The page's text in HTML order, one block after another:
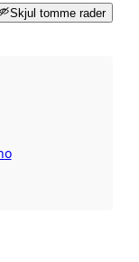
Skjul tomme rader